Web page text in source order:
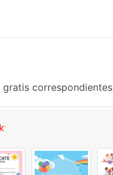
gratis correspondientes